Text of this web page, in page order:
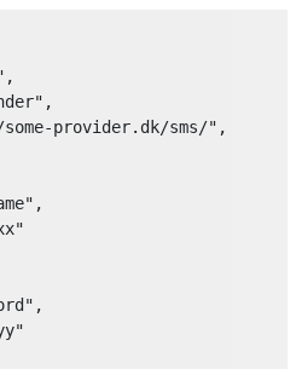
,
,
provider.dk/sms/" ,
,
,